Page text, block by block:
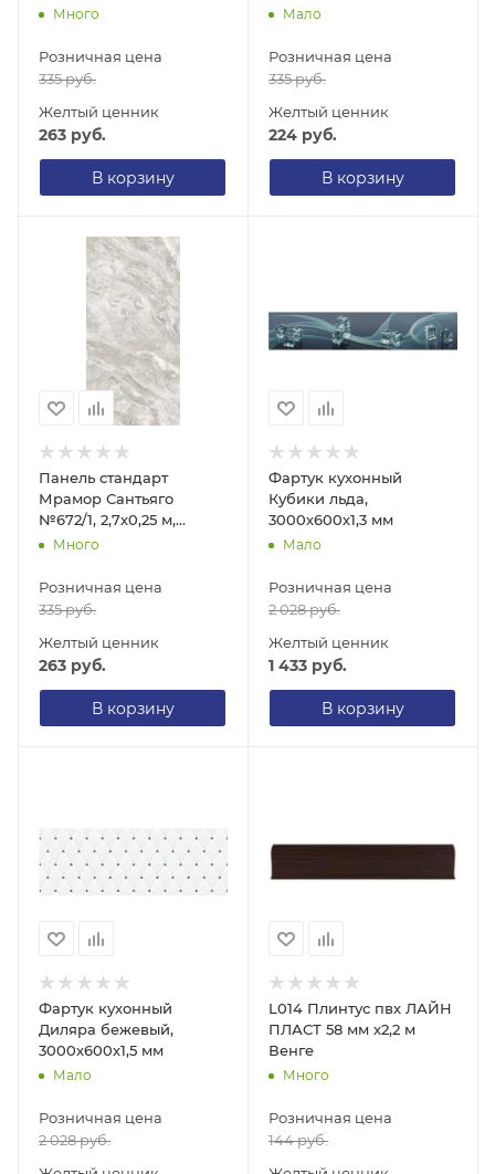
толщина 8 мм
Много
Розничная цена
335руб.
Желтый ценник
263 руб.
В корзину
Мало
Розничная цена
335руб.
Желтый ценник
224 руб.
В корзину
Панель стандарт
Мрамор Сантьяго
№672/1, 2,7х0,25 м,
толщина 8 мм
Много
Розничная цена
335руб.
Желтый ценник
263 руб.
В корзину
Фартук кухонный
Кубики льда,
3000х600х1,3 мм
Мало
Розничная цена
2 028руб.
Желтый ценник
1 433 руб.
В корзину
Фартук кухонный
Диляра бежевый,
3000х600х1,5 мм
Мало
Розничная цена
2 028руб.
L014 Плинтус пвх ЛАЙН
ПЛАСТ 58 мм х2,2 м
Венге
Много
Розничная цена
144руб.